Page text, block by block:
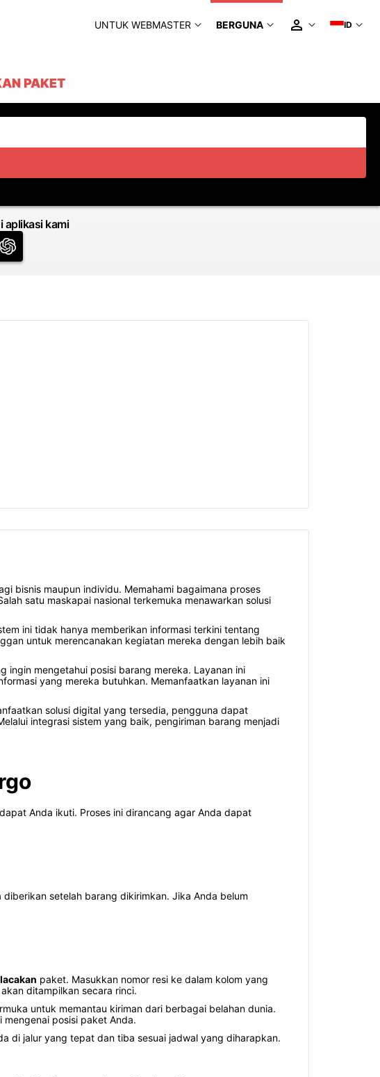
UNTUK WEBMASTER BERGUNA ID
PAKET
aplikasi kami
bisnis maupun individu. Memahami bagaimana proses
satu maskapai nasional terkemuka menawarkan solusi
ini tidak hanya memberikan informasi terkini tentang
untuk merencanakan kegiatan mereka dengan lebih baik
mengetahui posisi barang mereka. Layanan ini
yang mereka butuhkan. Memanfaatkan layanan ini
solusi digital yang tersedia, pengguna dapat
integrasi sistem yang baik, pengiriman barang menjadi
Anda ikuti. Proses ini dirancang agar Anda dapat
setelah barang dikirimkan. Jika Anda belum
paket. Masukkan nomor resi ke dalam kolom yang
ditampilkan secara rinci.
untuk memantau kiriman dari berbagai belahan dunia.
posisi paket Anda.
di jalur yang tepat dan tiba sesuai jadwal yang diharapkan.